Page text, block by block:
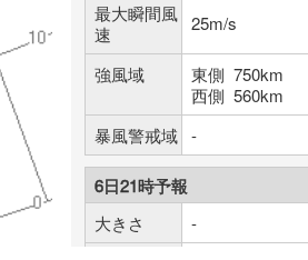
最大瞬間風
速
25m/s
強風域
東側 750km
西側 560km
暴風警戒域 -
6日21時予報
大きさ
-